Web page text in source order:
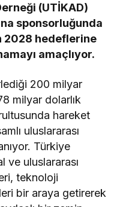
(UTİKAD)
sponsorluğunda
2028 hedeflerine
amaçlıyor.
200 milyar
milyar dolarlık
hareket
uluslararası
Türkiye
ve uluslararası
teknoloji
bir araya getirerek